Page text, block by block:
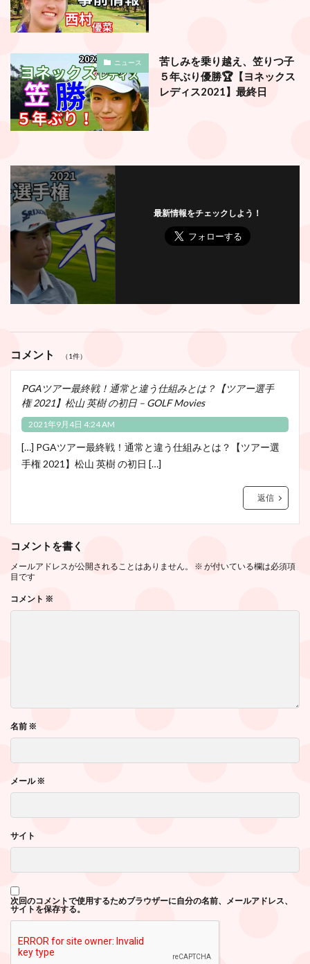
ニュース
苦しみを乗り越え、笠りつ子
５年ぶり優勝🏆【ヨネックス
レディス2021】最終日
最新情報をチェックしよう！
コメント （1件）
PGAツアー最終戦！通常と違う仕組みとは？【ツアー選手
権 2021】松山 英樹 の初日 – GOLF Movies
2021年9月4日 4:24 AM
[…] PGAツアー最終戦！通常と違う仕組みとは？【ツアー選
手権 2021】松山 英樹 の初日 […]
返信
コメントを書く
メールアドレスが公開されることはありません。 ※ が付いている欄は必須項
目です
コメント ※
名前 ※
メール※
サイト
次回のコメントで使用するためブラウザーに自分の名前、メールアドレス、
サイトを保存する。